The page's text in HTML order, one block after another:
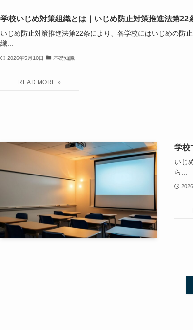
学校いじめ対策組織とは｜いじめ防止対策推進法第22
いじめ防止対策推進法第22条により、各学校にはいじめの防
織...
2026年5月10日 基礎知識
学校
いじ
ら...